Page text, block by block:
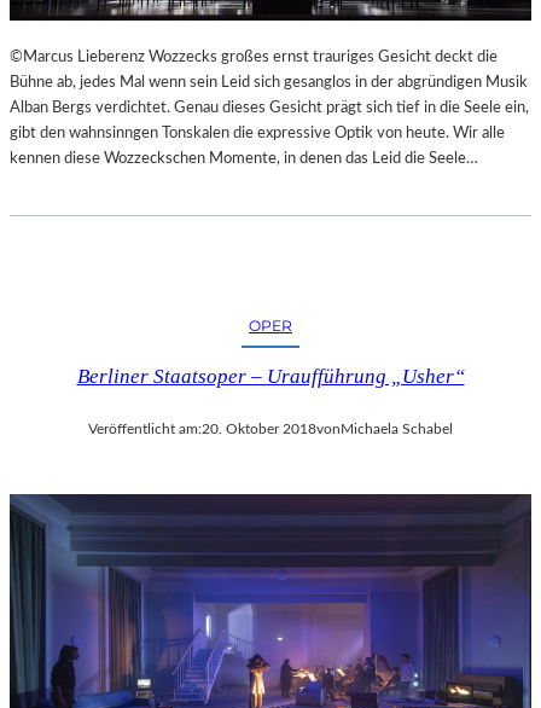
L
S
Ä
U
L
E
G
©Marcus Lieberenz Wozzecks großes ernst trauriges Gesicht deckt die
Bühne ab, jedes Mal wenn sein Leid sich gesanglos in der abgründigen Musik
Alban Bergs verdichtet. Genau dieses Gesicht prägt sich tief in die Seele ein,
gibt den wahnsinngen Tonskalen die expressive Optik von heute. Wir alle
kennen diese Wozzeckschen Momente, in denen das Leid die Seele…
OPER
Berliner Staatsoper – Uraufführung „Usher“
Veröffentlicht am:20. Oktober 2018vonMichaela Schabel